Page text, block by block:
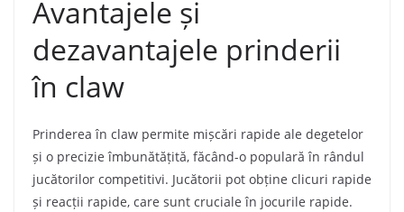
Avantajele și
dezavantajele prinderii
în claw
Prinderea în claw permite mișcări rapide ale degetelor
și o precizie îmbunătățită, făcând-o populară în rândul
jucătorilor competitivi. Jucătorii pot obține clicuri rapide
și reacții rapide, care sunt cruciale în jocurile rapide.